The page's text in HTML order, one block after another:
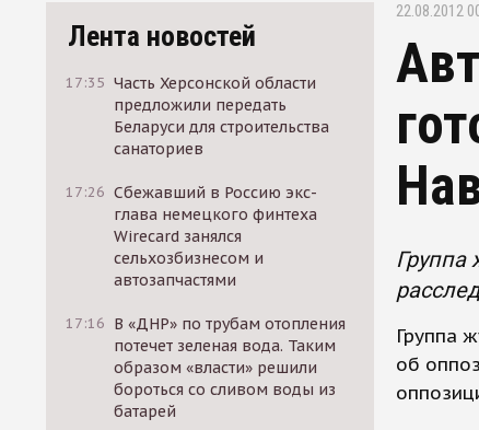
Лента новостей
17:35 Часть Херсонской области
предложили передать
Беларуси для строительства
санаториев
17:26 Сбежавший в Россию экс-
глава немецкого финтеха
Wirecard занялся
сельхозбизнесом и
автозапчастями
17:16 В «ДНР» по трубам отопления
потечет зеленая вода. Таким
образом «власти» решили
бороться со сливом воды из
батарей
22.08.2012
Группа
Группа
об